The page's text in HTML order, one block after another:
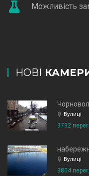
Можливість
НОВІ
Вулиці
3732
Вулиці
3804